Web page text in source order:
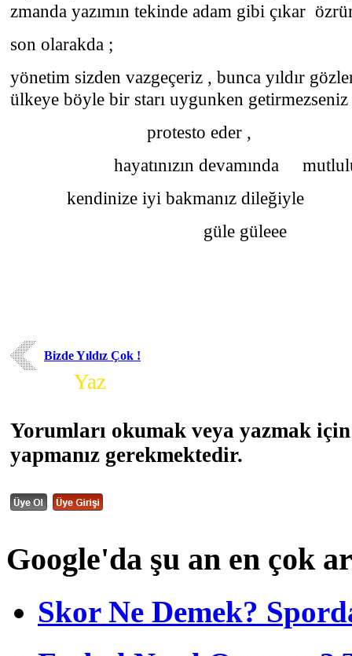
zmanda yazımın tekinde adam gibi çıkar
son olarakda ;
yönetim sizden vazgeçeriz , bunca yıldır
ülkeye böyle bir starı uygunken
protesto eder ,
hayatınızın devamında
kendinize iyi bakmanız dileğiyle
güle güleee
Bizde Yıldız Çok !
Yaz
Yorumları okumak veya yazmak
yapmanız gerekmektedir.
Google'da şu an en çok
Skor Ne Demek?